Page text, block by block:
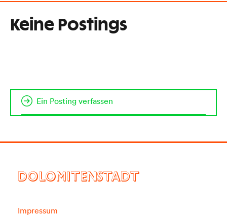
Keine Postings
Ein Posting verfassen
DOLOMITENSTADT
Impressum